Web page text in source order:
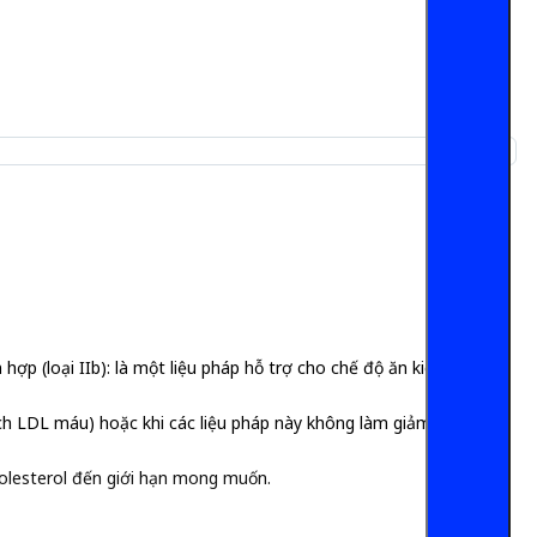
(loại IIb): là một liệu pháp hỗ trợ cho chế độ ăn kiêng khi
máu) hoặc khi các liệu pháp này không làm giảm LDL-
đến giới hạn mong muốn.